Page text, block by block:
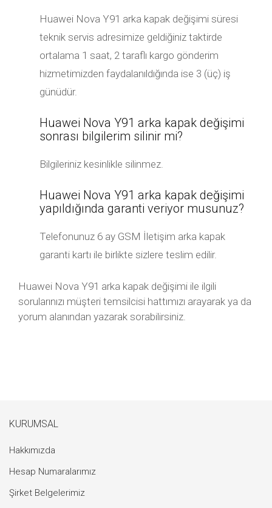
Huawei Nova Y91 arka kapak değişimi süresi
teknik servis adresimize geldiğiniz taktirde
ortalama 1 saat, 2 taraflı kargo gönderim
hizmetimizden faydalanıldığında ise 3 (üç) iş
günüdür.
Huawei Nova Y91 arka kapak değişimi
sonrası bilgilerim silinir mi?
Bilgileriniz kesinlikle silinmez.
Huawei Nova Y91 arka kapak değişimi
yapıldığında garanti veriyor musunuz?
Telefonunuz 6 ay GSM İletişim arka kapak
garanti kartı ile birlikte sizlere teslim edilir.
Huawei Nova Y91 arka kapak değişimi ile ilgili
sorularınızı müşteri temsilcisi hattımızı arayarak ya da
yorum alanından yazarak sorabilirsiniz.
KURUMSAL
Hakkımızda
Hesap Numaralarımız
Şirket Belgelerimiz